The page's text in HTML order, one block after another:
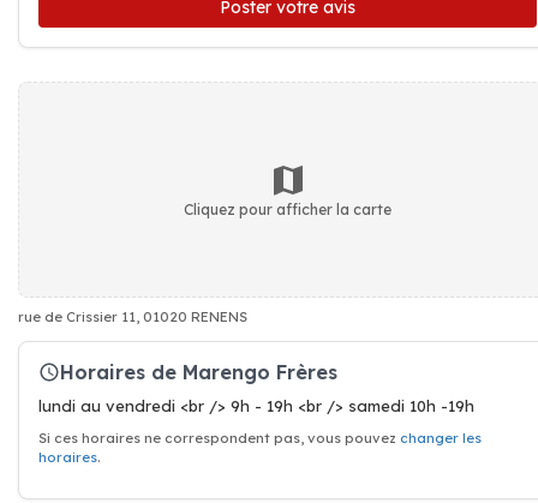
Poster votre avis
Cliquez pour afficher la carte
rue de Crissier 11, 01020 RENENS
Horaires de Marengo Frères
lundi au vendredi <br /> 9h - 19h <br /> samedi 10h -19h
Si ces horaires ne correspondent pas, vous pouvez changer les
horaires.